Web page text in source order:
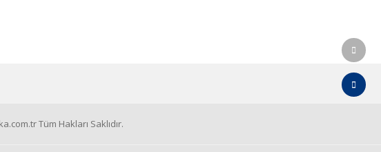
Tüm Hakları Saklıdır.